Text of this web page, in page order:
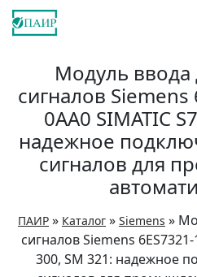
Модуль ввода
сигналов Siemens
0AA0 SIMATIC
надежное
сигналов для
ПАИР » Каталог » Siemens »
сигналов Siemens
300, SM 321: надежное